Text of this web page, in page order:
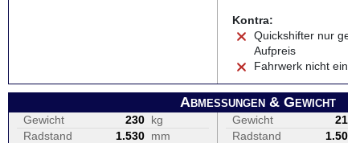
Kontra:
Quickshifter nur
Aufpreis
Fahrwerk nicht
Abmessungen & Gewicht
Gewicht 230 kg
Radstand
1.530 mm
Gewicht
216
Radstand
1.509